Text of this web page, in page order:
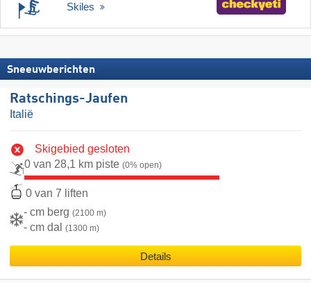
Skiles
Sneeuwberichten
Ratschings-Jaufen
Italië
Skigebied gesloten
0 van 28,1 km piste (0% open)
0 van 7 liften
- cm berg (2100 m)
- cm dal (1300 m)
Details